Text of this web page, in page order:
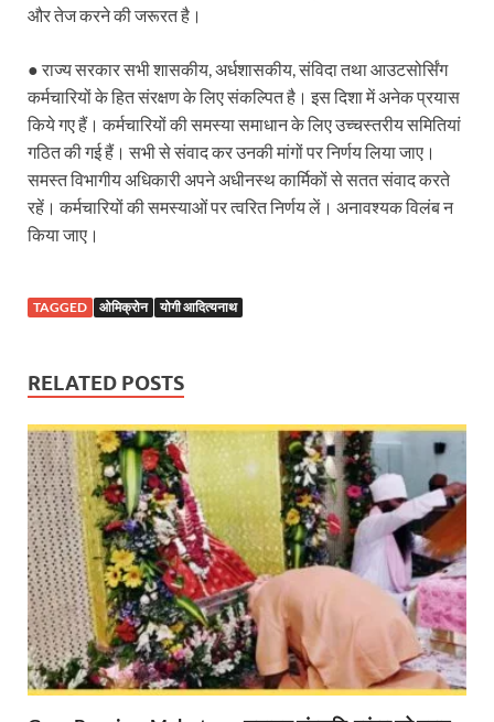
Holi Mahotsava: CM धामी ने कलश संगीत द्वारा
Chhattisgarh Budget 2026-27: बस्तर के विकास का
First Cabinet Meeting In Seva Tirth: भारत की
Gomati River: गोमती को स्वच्छ बनाने के लिए आज जुटेंगे
Railway Appointment Update: राजेश कुमार पांडे ने
आईएसबीटी-मसूरी डायवर्जन कॉरिडोर का स्थलीय निरीक्षण
सीएम धामी हरिद्वार में एक्शन मोड में – चौपाल में सुनी
UP Budget 2026- 27: योगी सरकार का सेफ्टी,
Bullet Train Project: मुंबई-अहमदाबाद बुलेट ट्रेन
Vande Bharat Express Train: वंदे भारत जैसी सेमी-हाई
UP Budget 2026: आवास एवं शहरी नियोजन के लिए
Guskhor Pandit: घूसखोर पंडत’ फिल्म के निर्देशक व
Union Budget Update: केंद्रीय बजट उत्तर प्रदेश के
Job Scheme For Youth: धामी सरकार ने प्रति माह
और तेज करने की जरूरत है।
● राज्य सरकार सभी शासकीय, अर्धशासकीय, संविदा तथा आउटसोर्सिंग
कर्मचारियों के हित संरक्षण के लिए संकल्पित है। इस दिशा में अनेक प्रयास
किये गए हैं। कर्मचारियों की समस्या समाधान के लिए उच्चस्तरीय समितियां
गठित की गई हैं। सभी से संवाद कर उनकी मांगों पर निर्णय लिया जाए।
समस्त विभागीय अधिकारी अपने अधीनस्थ कार्मिकों से सतत संवाद करते
रहें। कर्मचारियों की समस्याओं पर त्वरित निर्णय लें। अनावश्यक विलंब न
किया जाए।
TAGGED ओमिक्रोन योगी आदित्यनाथ
RELATED POSTS